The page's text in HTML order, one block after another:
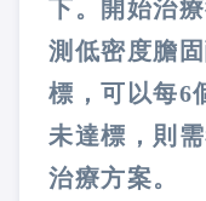
下。開始治
測低密度膽
標，可以每6
未達標，則
治療方案。